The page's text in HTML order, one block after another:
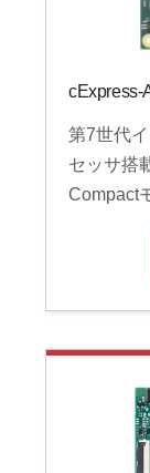
cExpress-
第7世代
セッサ搭
Compact